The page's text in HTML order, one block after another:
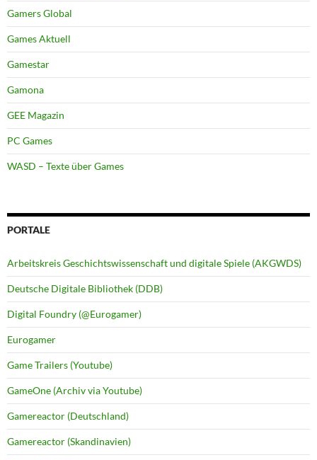
Gamers Global
Games Aktuell
Gamestar
Gamona
GEE Magazin
PC Games
WASD – Texte über Games
PORTALE
Arbeitskreis Geschichtswissenschaft und digitale Spiele (AKGWDS)
Deutsche Digitale Bibliothek (DDB)
Digital Foundry (@Eurogamer)
Eurogamer
Game Trailers (Youtube)
GameOne (Archiv via Youtube)
Gamereactor (Deutschland)
Gamereactor (Skandinavien)